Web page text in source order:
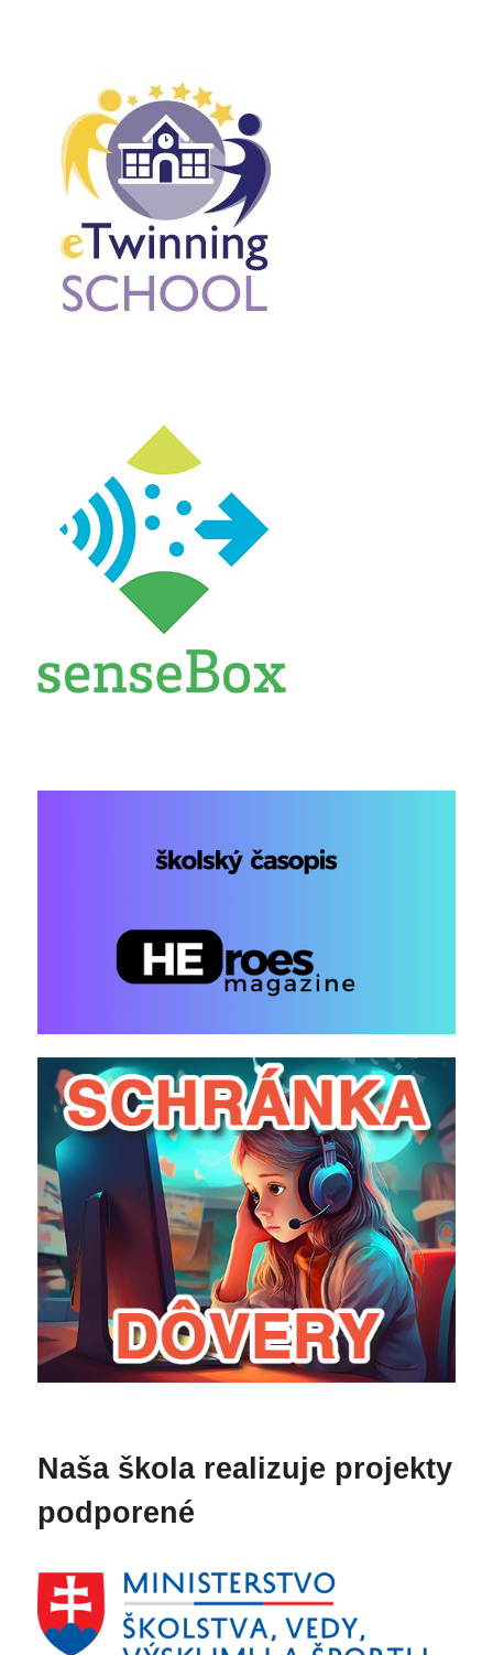
Naša škola realizuje projekty
podporené